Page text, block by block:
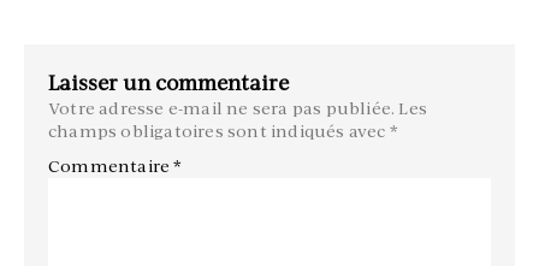
Laisser un commentaire
Votre adresse e-mail ne sera pas publiée. Les
champs obligatoires sont indiqués avec *
Commentaire*